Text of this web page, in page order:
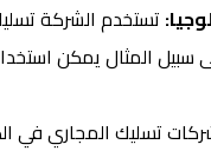
تستخدم الشركة
سبيل المثال يمكن
تسليك المجاري في